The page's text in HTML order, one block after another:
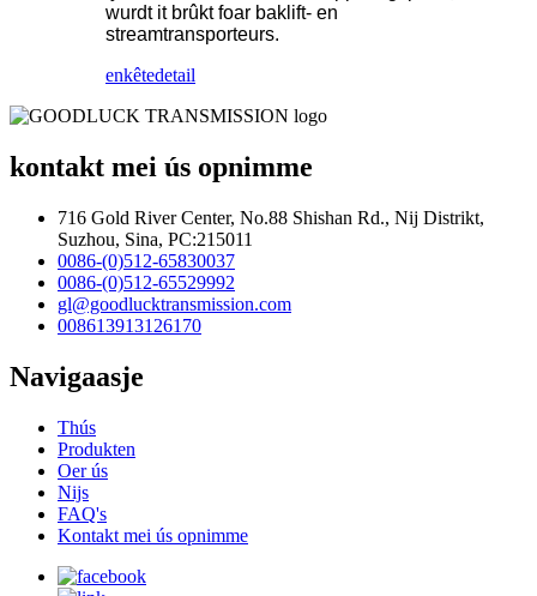
wurdt it brûkt foar baklift- en
streamtransporteurs.
enkêtedetail
kontakt mei ús opnimme
716 Gold River Center, No.88 Shishan Rd., Nij Distrikt,
Suzhou, Sina, PC:215011
0086-(0)512-65830037
0086-(0)512-65529992
gl@goodlucktransmission.com
008613913126170
Navigaasje
Thús
Produkten
Oer ús
Nijs
FAQ's
Kontakt mei ús opnimme